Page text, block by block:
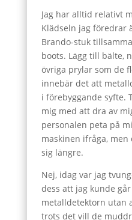
Jag har alltid relativt
Klädseln jag föredrar
Brando-stuk
boots. Lägg till bälte,
övriga prylar som de
innebär det att
i förebyggande syfte.
mig med att dra av
personalen peta på
maskinen ifråga,
sig längre.
Nej, idag var jag
dess att jag kunde
metalldetektorn utan
trots det vill de